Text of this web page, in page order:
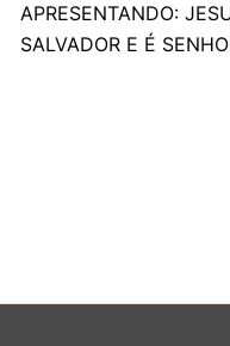
APRESENTANDO:
SALVADOR E É